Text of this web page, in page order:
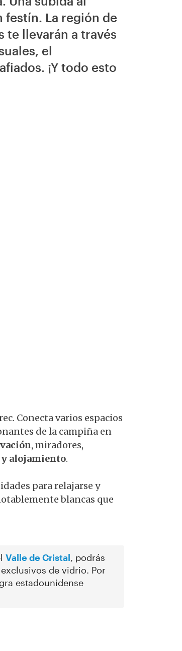
festín. La región de
te llevarán a través
el
¡Y todo esto
Conecta varios espacios
de la campiña en
, miradores,
alojamiento.
para relajarse y
blancas que
Valle de Cristal, podrás
de vidrio. Por
estadounidense